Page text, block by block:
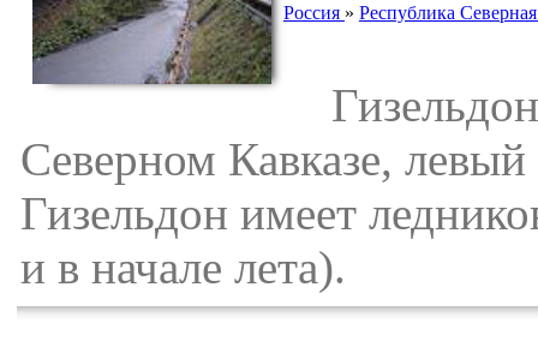
Россия » Республика
Северном Кавказе,
Гизельдон имеет
и в начале лета).